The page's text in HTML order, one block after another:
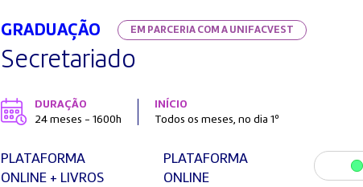
GRADUAÇÃO EM PARCERIA COM A UNIFACVEST
Secretariado
DURAÇÃO
24 meses - 1600h
INÍCIO
Todos os meses, no dia 1º
PLATAFORMA
ONLINE + LIVROS
PLATAFORMA
ONLINE